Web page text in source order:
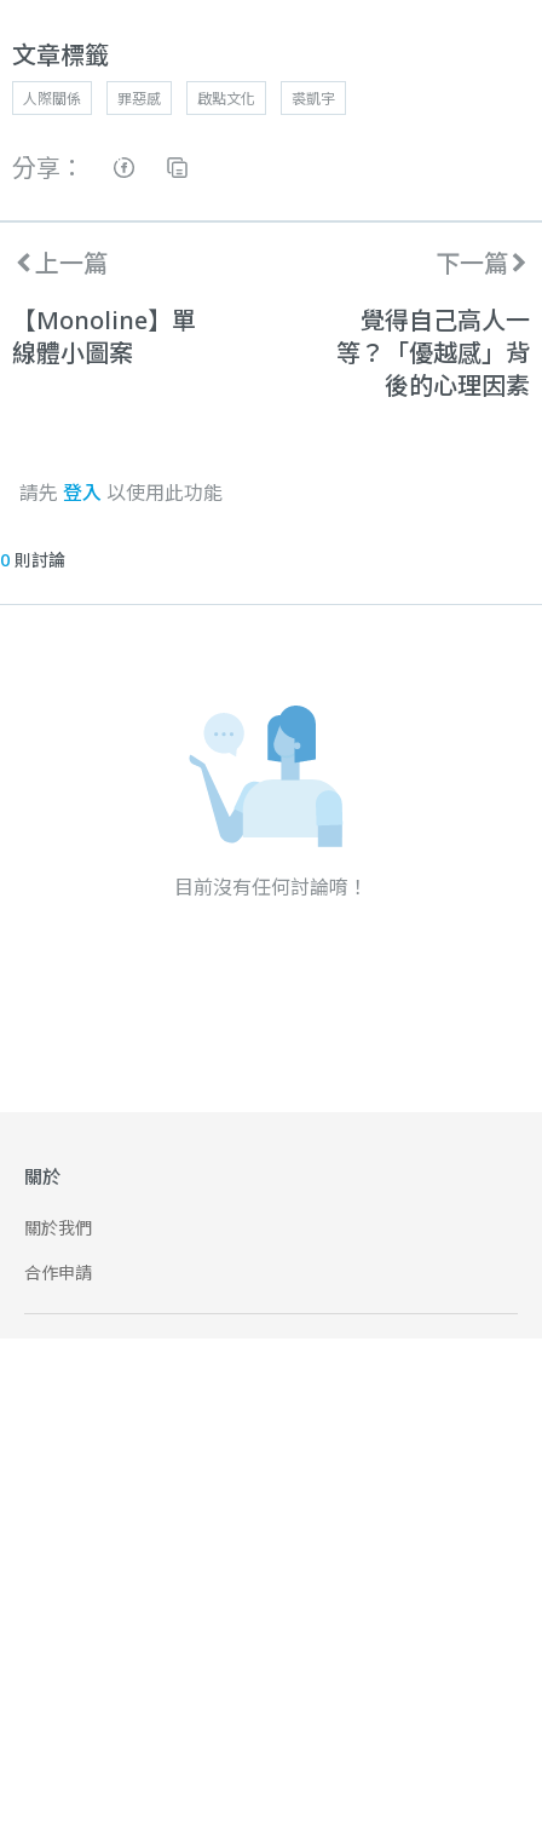
文章標籤
人際關係 罪惡感 啟點文化 裘凱宇
分享：
上一篇
【Monoline】單
線體小圖案
下一篇
覺得自己高人一
等？「優越感」背
後的心理因素
請先 登入 以使用此功能
0 則討論
目前沒有任何討論唷！
關於
關於我們
合作申請